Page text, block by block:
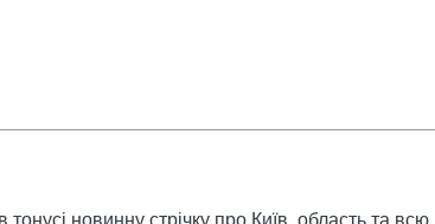
новинну стрічку про Київ, область та всю